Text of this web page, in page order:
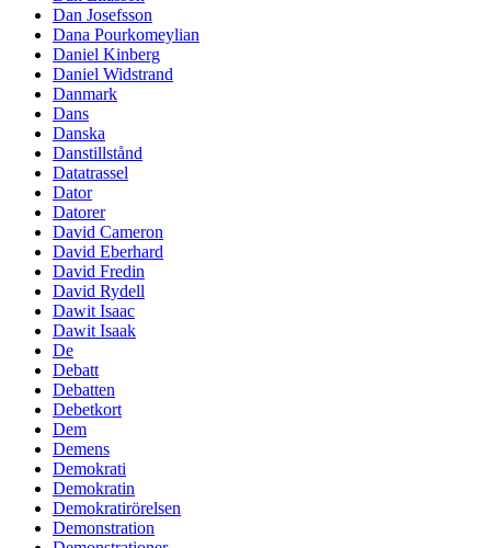
Dan Josefsson
Dana Pourkomeylian
Daniel Kinberg
Daniel Widstrand
Danmark
Dans
Danska
Danstillstånd
Datatrassel
Dator
Datorer
David Cameron
David Eberhard
David Fredin
David Rydell
Dawit Isaac
Dawit Isaak
De
Debatt
Debatten
Debetkort
Dem
Demens
Demokrati
Demokratin
Demokratirörelsen
Demonstration